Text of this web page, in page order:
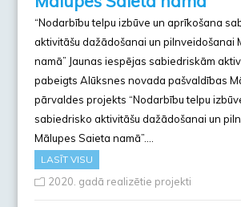
“Nodarbību telpu izbūve un aprīkošana
aktivitāšu dažādošanai un pilnveidošanai
namā” Jaunas iespējas sabiedriskām
pabeigts Alūksnes novada pašvaldības
pārvaldes projekts “Nodarbību telpu
sabiedrisko aktivitāšu dažādošanai un
Mālupes Saieta namā”….
LASĪT VISU
2020. gadā realizētie projekti